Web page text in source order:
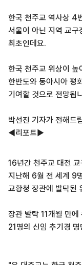
한국 천주교 역사상 4
서울이 아닌 지역 교구
최초인데요.
한국 천주교 위상이 높
한반도와 동아시아 평
기여할 것으로 전망됩
박선진 기자가 전해드
◀리포트▶
16년간 천주교 대전
지난해 6월 전 세계 9
교황청 장관에 발탁된
장관 발탁 11개월 만에
21명의 신임 추기경